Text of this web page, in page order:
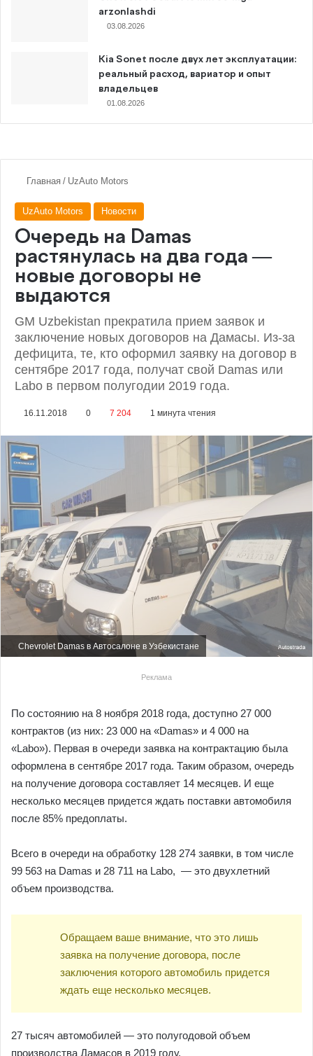
arzonlashdi
03.08.2026
Kia Sonet после двух лет эксплуатации:
реальный расход, вариатор и опыт
владельцев
01.08.2026